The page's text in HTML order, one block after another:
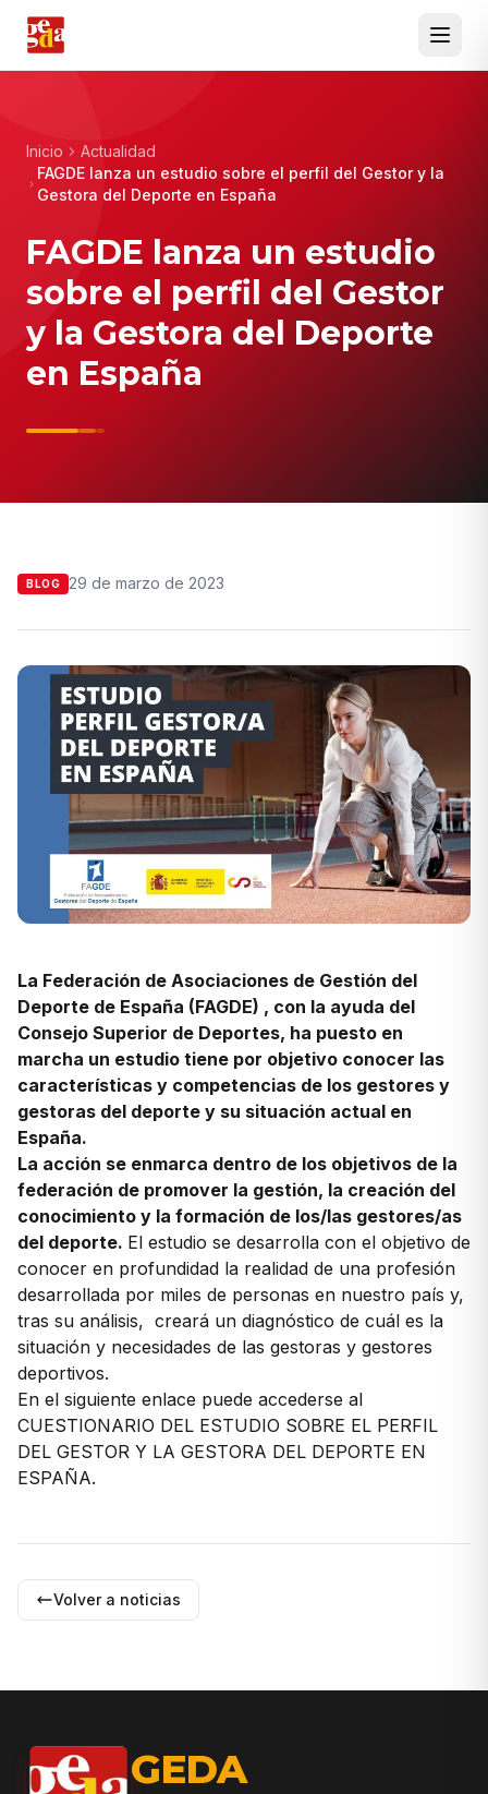
Inicio
Actualidad
FAGDE lanza un estudio sobre el perfil del Gestor y la
Gestora del Deporte en España
FAGDE lanza un estudio
sobre el perfil del Gestor
y la Gestora del Deporte
en España
BLOG 29 de marzo de 2023
La Federación de Asociaciones de Gestión del
Deporte de España (FAGDE) , con la ayuda del
Consejo Superior de Deportes, ha puesto en
marcha un estudio tiene por objetivo conocer las
características y competencias de los gestores y
gestoras del deporte y su situación actual en
España.
La acción se enmarca dentro de los objetivos de la
federación de promover la gestión, la creación del
conocimiento y la formación de los/las gestores/as
del deporte. El estudio se desarrolla con el objetivo de
conocer en profundidad la realidad de una profesión
desarrollada por miles de personas en nuestro país y,
tras su análisis, creará un diagnóstico de cuál es la
situación y necesidades de las gestoras y gestores
deportivos.
En el siguiente enlace puede accederse al
CUESTIONARIO DEL ESTUDIO SOBRE EL PERFIL
DEL GESTOR Y LA GESTORA DEL DEPORTE EN
ESPAÑA.
Volver a noticias
GEDA